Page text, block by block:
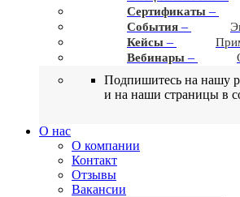
Сертификаты –
События –
Кейсы –
Вебинары –
Подпишитесь на нашу
и на наши страницы в
О нас
О компании
Контакт
Отзывы
Вакансии